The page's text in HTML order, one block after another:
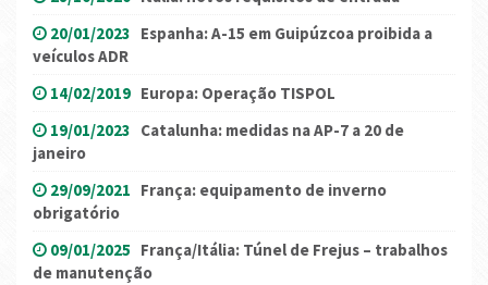
20/01/2023 Espanha: A-15 em Guipúzcoa proibida a
veículos ADR
14/02/2019 Europa: Operação TISPOL
19/01/2023 Catalunha: medidas na AP-7 a 20 de
janeiro
29/09/2021 França: equipamento de inverno
obrigatório
09/01/2025 França/Itália: Túnel de Frejus – trabalhos
de manutenção